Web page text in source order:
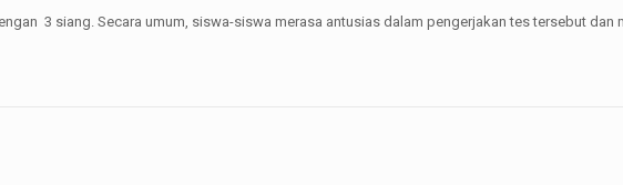
3 siang. Secara umum, siswa-siswa merasa antusias dalam pengerjakan tes tersebut